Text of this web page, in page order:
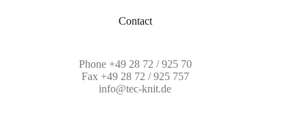
Contact
Phone +49 28 72 / 925 70
Fax +49 28 72 / 925 757
info@tec-knit.de